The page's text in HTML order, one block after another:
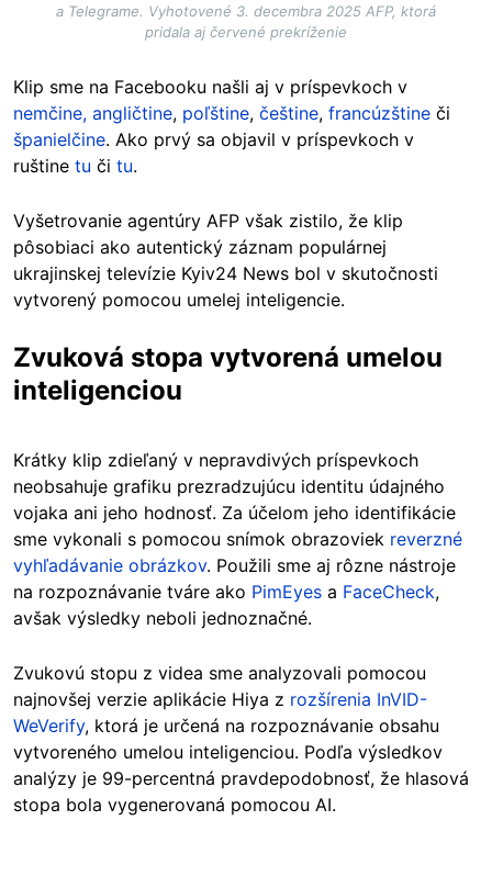
a Telegrame. Vyhotovené 3. decembra 2025 AFP, ktorá
pridala aj červené prekríženie
Klip sme na Facebooku našli aj v príspevkoch v
nemčine, angličtine, poľštine, češtine, francúzštine či
španielčine. Ako prvý sa objavil v príspevkoch v
ruštine tu či tu.
Vyšetrovanie agentúry AFP však zistilo, že klip
pôsobiaci ako autentický záznam populárnej
ukrajinskej televízie Kyiv24 News bol v skutočnosti
vytvorený pomocou umelej inteligencie.
Zvuková stopa vytvorená umelou
inteligenciou
Krátky klip zdieľaný v nepravdivých príspevkoch
neobsahuje grafiku prezradzujúcu identitu údajného
vojaka ani jeho hodnosť. Za účelom jeho identifikácie
sme vykonali s pomocou snímok obrazoviek reverzné
vyhľadávanie obrázkov. Použili sme aj rôzne nástroje
na rozpoznávanie tváre ako PimEyes a FaceCheck,
avšak výsledky neboli jednoznačné.
Zvukovú stopu z videa sme analyzovali pomocou
najnovšej verzie aplikácie Hiya z rozšírenia InVID-
WeVerify, ktorá je určená na rozpoznávanie obsahu
vytvoreného umelou inteligenciou. Podľa výsledkov
analýzy je 99-percentná pravdepodobnosť, že hlasová
stopa bola vygenerovaná pomocou AI.